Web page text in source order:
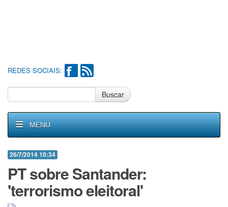
REDES SOCIAIS:
Buscar
MENU
26/7/2014 10:34
PT sobre Santander:
'terrorismo eleitoral'